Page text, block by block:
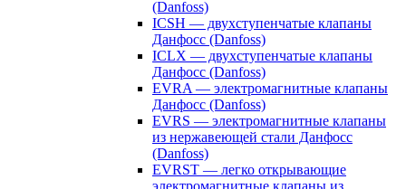
(Danfoss)
ICSH — двухступенчатые клапаны
Данфосс (Danfoss)
ICLX — двухступенчатые клапаны
Данфосс (Danfoss)
EVRA — электромагнитные клапаны
Данфосс (Danfoss)
EVRS — электромагнитные клапаны
из нержавеющей стали Данфосс
(Danfoss)
EVRST — легко открывающие
электромагнитные клапаны из